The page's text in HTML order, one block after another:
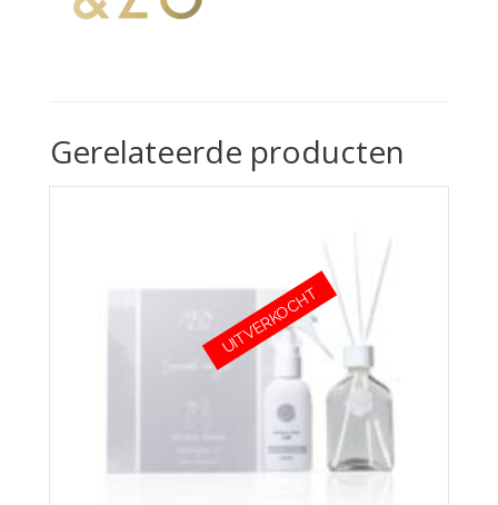
Gerelateerde producten
UITVERKOCHT